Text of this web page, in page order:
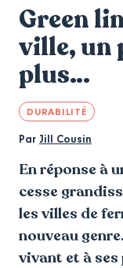
Green
ville, un
plus…
DURABILITÉ
Par Jill Cousin
En réponse à
cesse
les villes de
nouveau
vivant et à